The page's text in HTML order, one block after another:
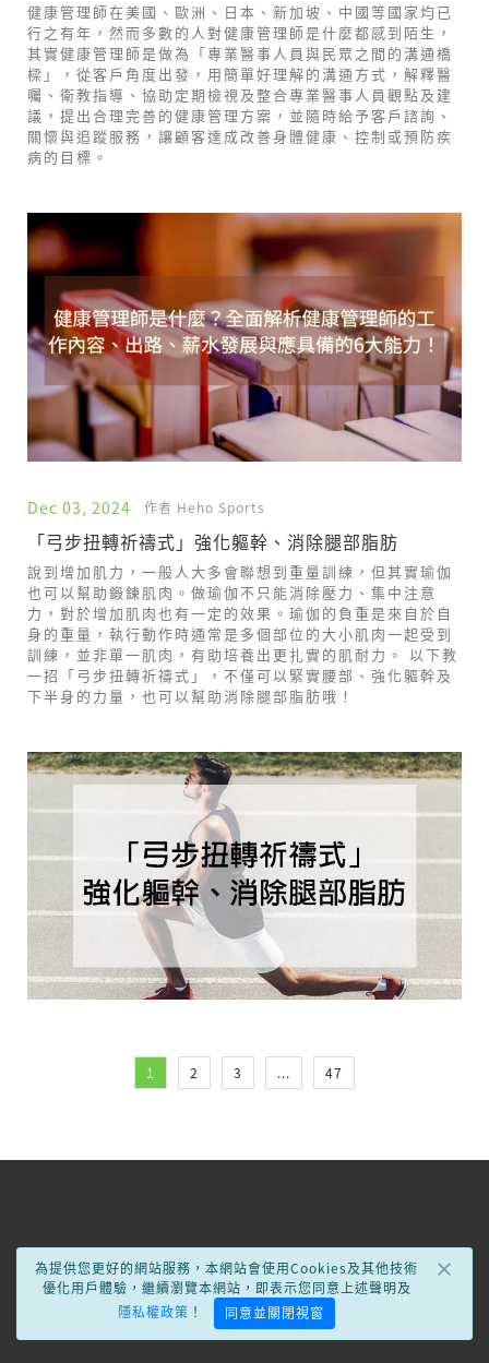
健康管理師在美國、歐洲、日本、新加坡、中國等國家均已
行之有年，然而多數的人對健康管理師是什麼都感到陌生，
其實健康管理師是做為「專業醫事人員與民眾之間的溝通橋
樑」，從客戶角度出發，用簡單好理解的溝通方式，解釋醫
囑、衛教指導、協助定期檢視及整合專業醫事人員觀點及建
議，提出合理完善的健康管理方案，並隨時給予客戶諮詢、
關懷與追蹤服務，讓顧客達成改善身體健康、控制或預防疾
病的目標。
Dec 03, 2024 作者 Heho Sports
「弓步扭轉祈禱式」強化軀幹、消除腿部脂肪
說到增加肌力，一般人大多會聯想到重量訓練，但其實瑜伽
也可以幫助鍛鍊肌肉。做瑜伽不只能消除壓力、集中注意
力，對於增加肌肉也有一定的效果。瑜伽的負重是來自於自
身的重量，執行動作時通常是多個部位的大小肌肉一起受到
訓練，並非單一肌肉，有助培養出更扎實的肌耐力。 以下教
一招「弓步扭轉祈禱式」，不僅可以緊實腰部、強化軀幹及
下半身的力量，也可以幫助消除腿部脂肪哦！
1 2 3 ... 47
×
為提供您更好的網站服務，本網站會使用Cookies及其他技術
優化用戶體驗，繼續瀏覽本網站，即表示您同意上述聲明及
隱私權政策 ！ 同意並關閉視窗